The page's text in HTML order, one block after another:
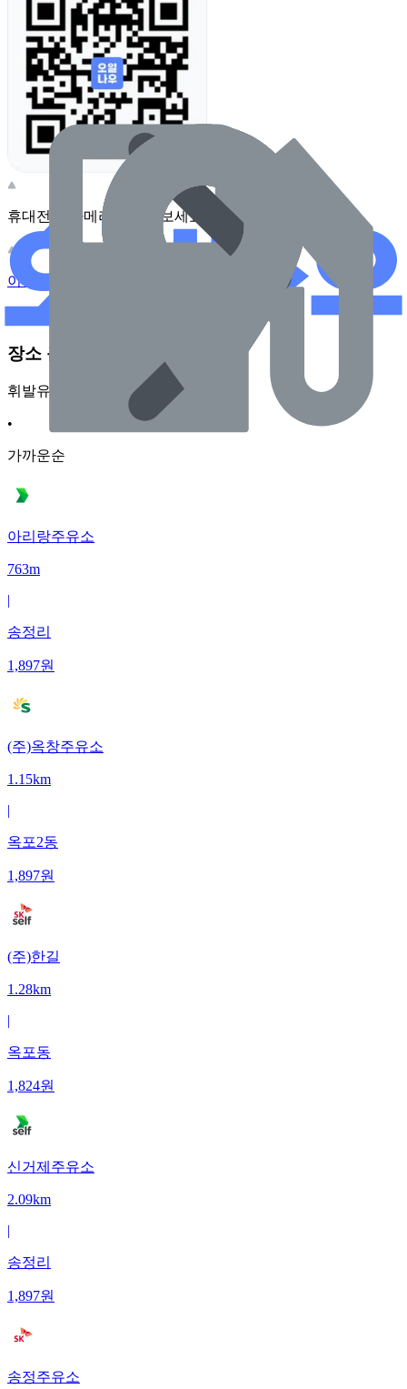
휴대전화 카메라로 찍어보세요
이 주유소의 사장님이신가요?
장소 근처 주유소
휘발유
•
가까운순
아리랑주유소
763m
|
송정리
1,897원
(주)옥창주유소
1.15km
|
옥포2동
1,897원
(주)한길
1.28km
|
옥포동
1,824원
신거제주유소
2.09km
|
송정리
1,897원
송정주유소